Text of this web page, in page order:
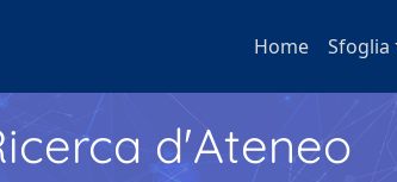
Home Sfoglia
d'Ateneo